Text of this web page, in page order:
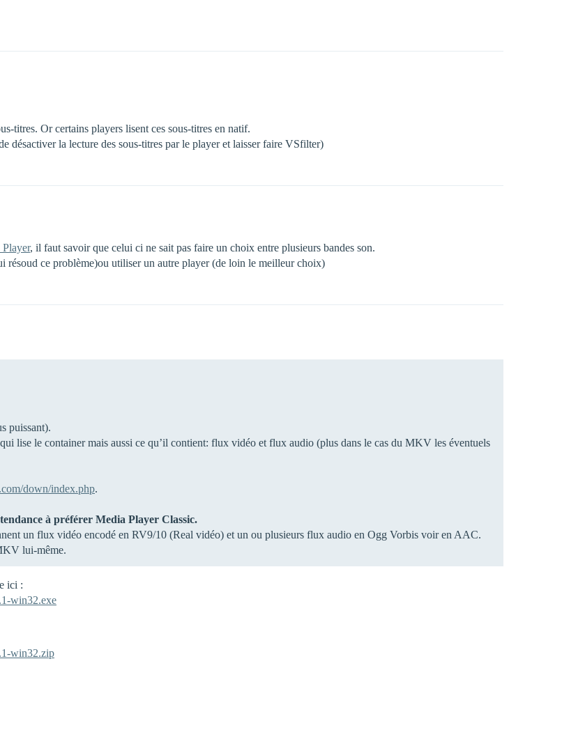
titres. Or certains players lisent ces sous-titres en natif.
désactiver la lecture des sous-titres par le player et laisser faire VSfilter)
, il faut savoir que celui ci ne sait pas faire un choix entre plusieurs bandes son.
ce problème)ou utiliser un autre player (de loin le meilleur choix)
puissant).
lise le container mais aussi ce qu’il contient: flux vidéo et flux audio (plus dans le cas du MKV les éventuels
down/index.php.
à préférer Media Player Classic.
un flux vidéo encodé en RV9/10 (Real vidéo) et un ou plusieurs flux audio en Ogg Vorbis voir en AAC.
lui-même.
ici :
win32.exe
win32.zip